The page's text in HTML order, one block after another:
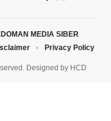
Designed by HCD
MEDIA SIBER
Privacy Policy